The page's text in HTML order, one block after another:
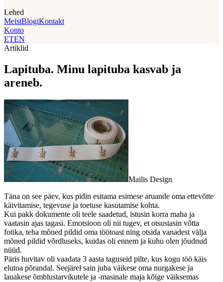
Lehed
MeistBlogiKontakt
Konto
ETEN
Artiklid
Lapituba. Minu lapituba kasvab ja
areneb.
Mailis Design
Täna on see päev, kus pidin esitama esimese aruande oma ettevõtte
käivitamise, tegevuse ja toetuse kasutamise kohta.
Kui pakk dokumente oli teele saadetud, istusin korra maha ja
vaatasin ajas tagasi. Emotsioon oli nii tugev, et otsustasin võtta
fotika, teha mõned pildid oma töötoast ning otsida vanadest välja
mõned pildid võrdluseks, kuidas oli ennem ja kuhu olen jõudnud
nüüd.
Päris huvitav oli vaadata 3 aasta taguseid pilte, kus kogu töö käis
elutoa põrandal. Seejärel sain juba väikese oma nurgakese ja
lauakese õmblustarvikutele ja -masinale maja kõige väiksemas